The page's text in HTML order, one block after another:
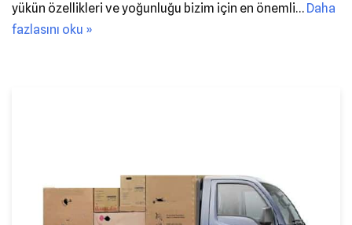
yükün özellikleri ve yoğunluğu bizim için en önemli… Daha
fazlasını oku »